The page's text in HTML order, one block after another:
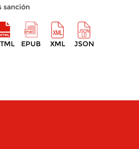
sanción
EPUB XML JSON